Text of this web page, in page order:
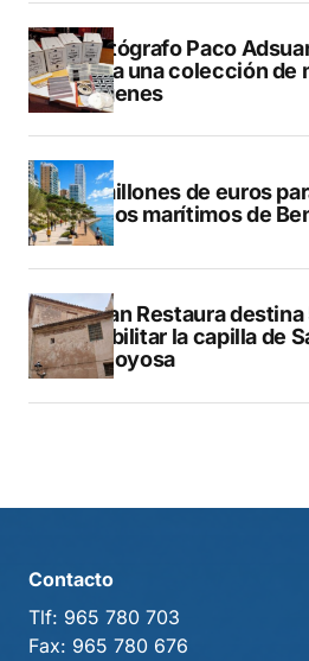
El fotógrafo Paco
Dénia una colección de
imágenes
50 millones de euros
paseos marítimos de
El Plan Restaura
rehabilitar la capilla de
Villajoyosa
Contacto
Tlf: 965 780 703
Fax: 965 780 676